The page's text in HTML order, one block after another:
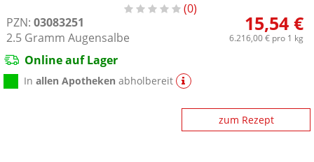
0
PZN: 03083251
2.5 Gramm Augensalbe
15,54 €
6.216,00 €pro 1 kg
Online auf Lager
Inallen Apotheken abholbereit
zum Rezept